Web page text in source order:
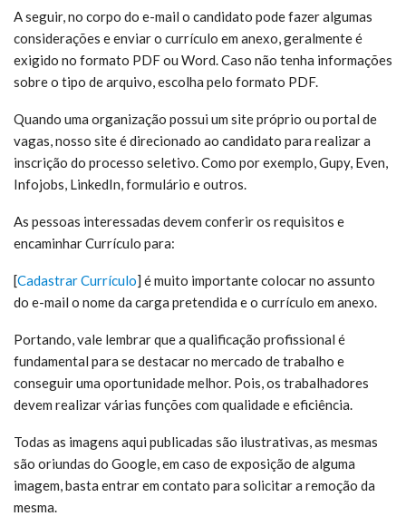
A seguir, no corpo do e-mail o candidato pode fazer algumas
considerações e enviar o currículo em anexo, geralmente é
exigido no formato PDF ou Word. Caso não tenha informações
sobre o tipo de arquivo, escolha pelo formato PDF.
Quando uma organização possui um site próprio ou portal de
vagas, nosso site é direcionado ao candidato para realizar a
inscrição do processo seletivo. Como por exemplo, Gupy, Even,
Infojobs, LinkedIn, formulário e outros.
As pessoas interessadas devem conferir os requisitos e
encaminhar Currículo para:
[Cadastrar Currículo] é muito importante colocar no assunto
do e-mail o nome da carga pretendida e o currículo em anexo.
Portando, vale lembrar que a qualificação profissional é
fundamental para se destacar no mercado de trabalho e
conseguir uma oportunidade melhor. Pois, os trabalhadores
devem realizar várias funções com qualidade e eficiência.
Todas as imagens aqui publicadas são ilustrativas, as mesmas
são oriundas do Google, em caso de exposição de alguma
imagem, basta entrar em contato para solicitar a remoção da
mesma.